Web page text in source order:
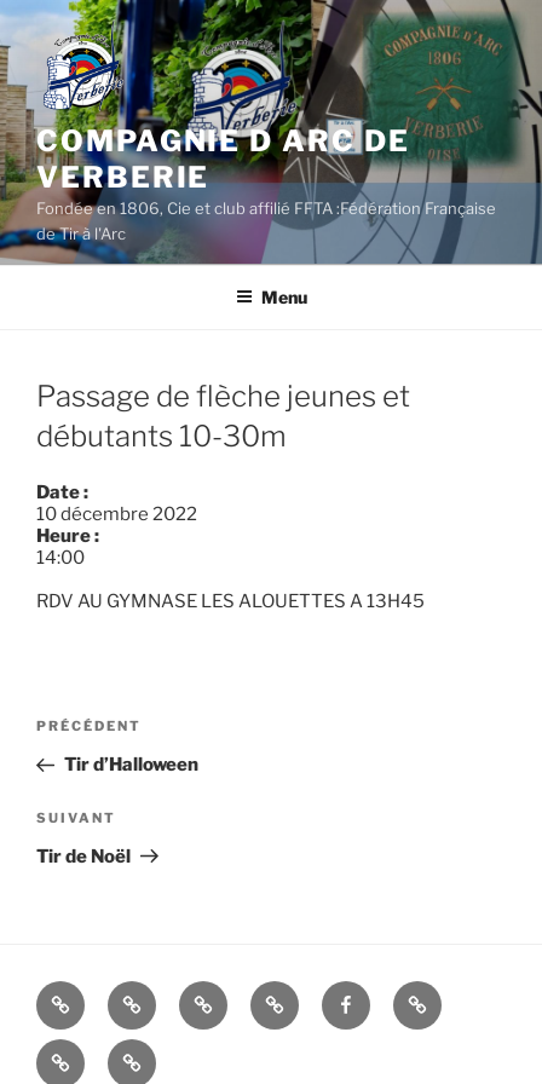
Aller
au
contenu
principal
COMPAGNIE D ARC DE
VERBERIE
Fondée en 1806, Cie et club affilié FFTA :Fédération Française
de Tir à l'Arc
Menu
Passage de flèche jeunes et
débutants 10-30m
Date :
10 décembre 2022
Heure :
14:00
RDV AU GYMNASE LES ALOUETTES A 13H45
Navigation
l’article
Article
précédent
PRÉCÉDENT
Tir d’Halloween
Article
suivant
SUIVANT
Tir de Noël
La
Cie
d’Arc
Histoire ALBUMSLIENS
UTILES
FACEBOOKMandats
Nous
–